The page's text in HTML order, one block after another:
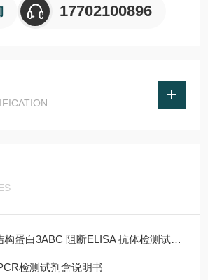
17702100896
白3ABC 阻断ELISA 抗体检测试剂盒说明书
检测试剂盒说明书